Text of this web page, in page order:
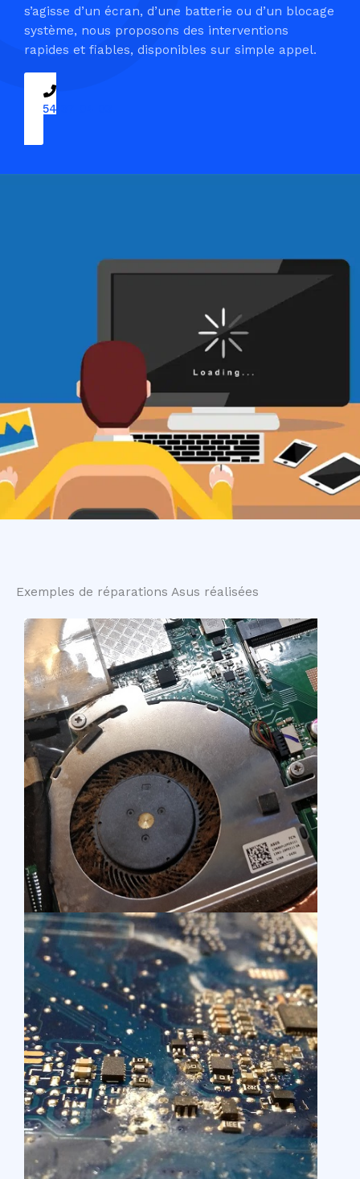
s’agisse d’un écran, d’une batterie ou d’un blocage
système, nous proposons des interventions
rapides et fiables, disponibles sur simple appel.
09 54 37 04 03
Exemples de réparations Asus réalisées